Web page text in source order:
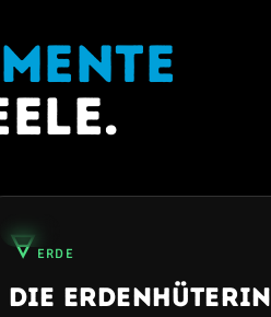
🜃ERDE
Die Erdenhüterin